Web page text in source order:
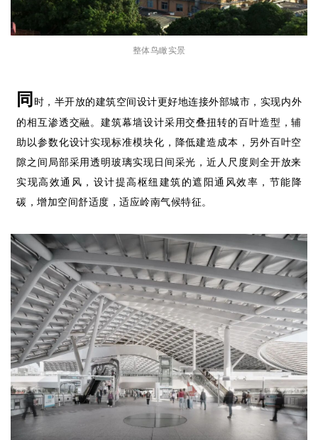
整体鸟瞰实景
同 时，半开放的建筑空间设计更好地连接外部城市，实现内外
的相互渗透交融。建筑幕墙设计采用交叠扭转的百叶造型，辅
助以参数化设计实现标准模块化，降低建造成本，另外百叶空
隙之间局部采用透明玻璃实现日间采光，近人尺度则全开放来
实现高效通风，设计提高枢纽建筑的遮阳通风效率，节能降
碳，增加空间舒适度，适应岭南气候特征。